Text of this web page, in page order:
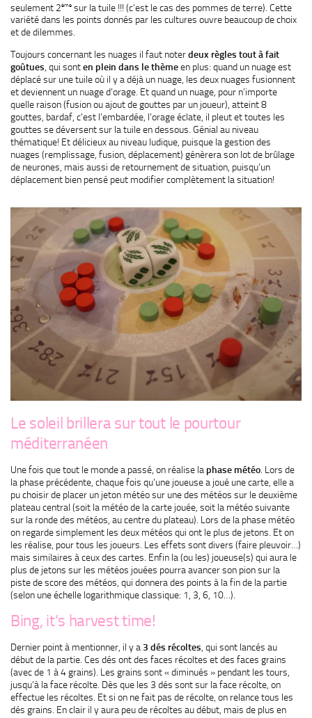
seulement 2ème sur la tuile !!! (c’est le cas des pommes de terre). Cette
variété dans les points donnés par les cultures ouvre beaucoup de choix
et de dilemmes.
Toujours concernant les nuages il faut noterdeux règles tout à fait
goûtues , qui sonten plein dans le thèmeen plus: quand un nuage est
déplacé sur une tuile où il y a déjà un nuage, les deux nuages fusionnent
et deviennent un nuage d’orage. Et quand un nuage, pour n’importe
quelle raison (fusion ou ajout de gouttes par un joueur), atteint 8
gouttes, bardaf, c’est l’embardée, l’orage éclate, il pleut et toutes les
gouttes se déversent sur la tuile en dessous. Génial au niveau
thématique! Et délicieux au niveau ludique, puisque la gestion des
nuages (remplissage, fusion, déplacement) génèrera son lot de brûlage
de neurones, mais aussi de retournement de situation, puisqu’un
déplacement bien pensé peut modifier complètement la situation!
Le soleil brillera sur tout le pourtour
méditerranéen
Une fois que tout le monde a passé, on réalise la phase météo. Lors de
la phase précédente, chaque fois qu’une joueuse a joué une carte, elle a
pu choisir de placer un jeton météo sur une des météos sur le deuxième
plateau central (soit la météo de la carte jouée, soit la météo suivante
sur la ronde des météos, au centre du plateau). Lors de la phase météo
on regarde simplement les deux météos qui ont le plus de jetons. Et on
les réalise, pour tous les joueurs. Les effets sont divers (faire pleuvoir…)
mais similaires à ceux des cartes. Enfin la (ou les) joueuse(s) qui aura le
plus de jetons sur les météos jouées pourra avancer son pion sur la
piste de score des météos, qui donnera des points à la fin de la partie
(selon une échelle logarithmique classique: 1, 3, 6, 10…).
Bing, it’s harvest time!
Dernier point à mentionner, il y a 3 dés récoltes , qui sont lancés au
début de la partie. Ces dés ont des faces récoltes et des faces grains
(avec de 1 à 4 grains). Les grains sont « diminués » pendant les tours,
jusqu’à la face récolte. Dès que les 3 dés sont sur la face récolte, on
effectue les récoltes. Et si on ne fait pas de récolte, on relance tous les
dés grains. En clair il y aura peu de récoltes au début, mais de plus en